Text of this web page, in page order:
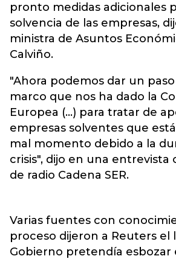
pronto medidas adicionales
solvencia de las empresas,
ministra de Asuntos
Calviño.
"Ahora podemos dar un paso
marco que nos ha dado la
Europea (...) para tratar de
empresas solventes que
mal momento debido a la
crisis", dijo en una entrevista
de radio Cadena SER.
Varias fuentes con
proceso dijeron a Reuters el
Gobierno pretendía esbozar